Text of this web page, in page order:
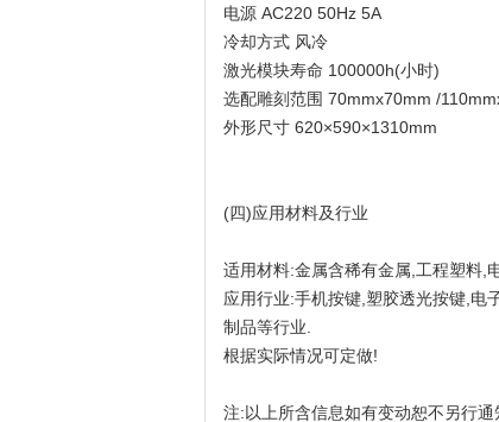
电源 AC220 50Hz 5A
冷却方式 风冷
激光模块寿命 100000h(小时)
选配雕刻范围 70mmx70mm /
外形尺寸 620×590×1310mm
(四)应用材料及行业
适用材料:金属含稀有金属,工程塑料,
应用行业:手机按键,塑胶透光按键,电
制品等行业.
根据实际情况可定做!
注:以上所含信息如有变动恕不另行